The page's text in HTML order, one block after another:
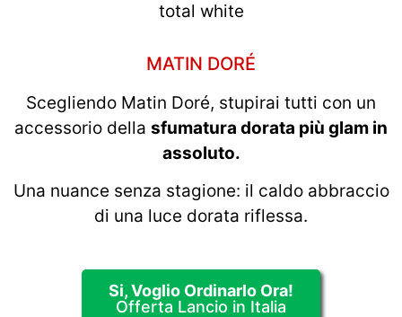
total white
MATIN DORÉ
Scegliendo Matin Doré, stupirai tutti con un
accessorio della sfumatura dorata più glam in
assoluto.
Una nuance senza stagione: il caldo abbraccio
di una luce dorata riflessa.
Si, Voglio Ordinarlo Ora!
Offerta Lancio in Italia